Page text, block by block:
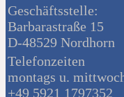
Geschäftsstelle:
Barbarastraße 15
D-48529 Nordhorn
Telefonzeiten
montags u.
+49 5921 1797352